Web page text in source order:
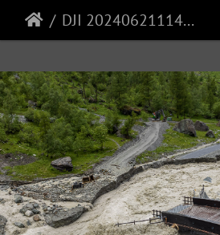
DJI 20240621114501 0067 D